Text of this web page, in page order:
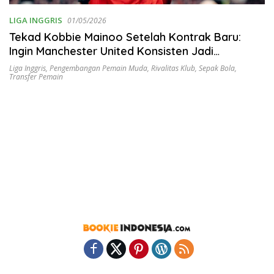
LIGA INGGRIS 01/05/2026
Tekad Kobbie Mainoo Setelah Kontrak Baru:
Ingin Manchester United Konsisten Jadi
Penantang Gelar
Liga Inggris, Pengembangan Pemain Muda, Rivalitas Klub, Sepak Bola,
Transfer Pemain